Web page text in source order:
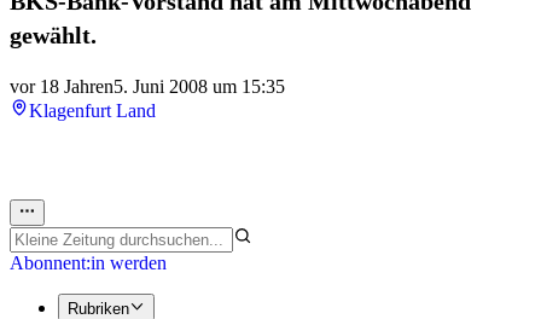
gewählt.
vor 18 Jahren5. Juni 2008 um 15:35
Klagenfurt Land
Abonnent:in werden
Rubriken